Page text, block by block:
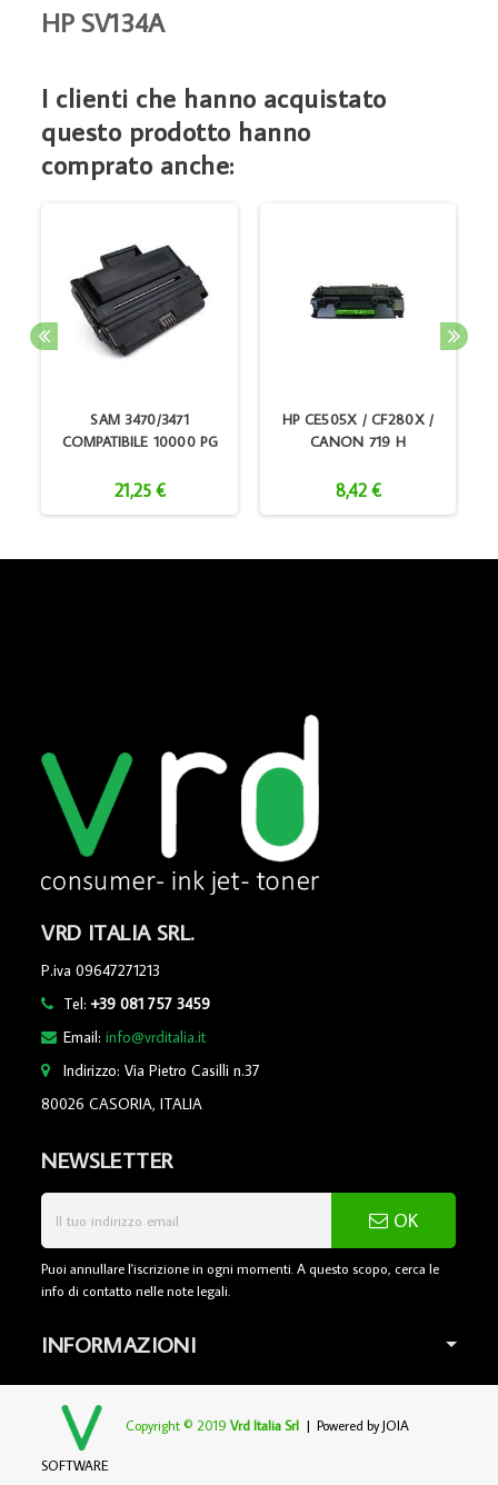
HP SV134A
I clienti che hanno acquistato
questo prodotto hanno
comprato anche:
SAM 3470/3471
COMPATIBILE 10000 PG
21,25 €
HP CE505X / CF280X /
CANON 719 H
8,42 €
VRD ITALIA SRL.
P.iva 09647271213
Tel:+39 081 757 3459
Email:info@vrditalia.it
Indirizzo: Via Pietro Casilli n.37
80026 CASORIA, ITALIA
NEWSLETTER
OK
Puoi annullare l'iscrizione in ogni momenti. A questo scopo, cerca le
info di contatto nelle note legali.
INFORMAZIONI
Copyright © 2019Vrd Italia Srl | Powered byJOIA
SOFTWARE